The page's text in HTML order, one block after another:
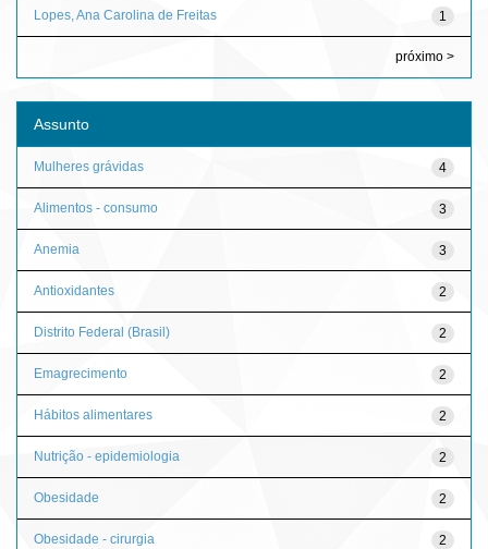
1
Lopes, Ana Carolina de Freitas
próximo >
Assunto
4
Mulheres grávidas
3
Alimentos - consumo
3
Anemia
2
Antioxidantes
2
Distrito Federal (Brasil)
2
Emagrecimento
2
Hábitos alimentares
2
Nutrição - epidemiologia
2
Obesidade
2
Obesidade - cirurgia